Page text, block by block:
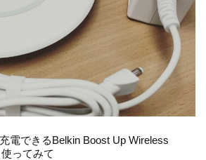
電できるBelkin Boost Up Wireless
ってみて